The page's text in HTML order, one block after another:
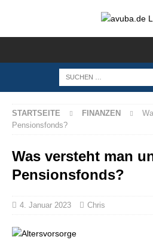
STARTSEITE FINANZEN
Pensionsfonds?
Was versteht man
Pensionsfonds?
4. Januar 2023 Chris